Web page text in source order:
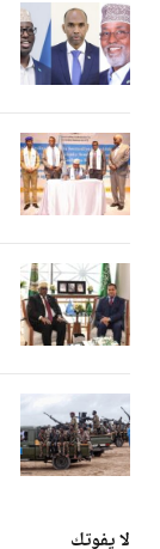
لا يفوتك